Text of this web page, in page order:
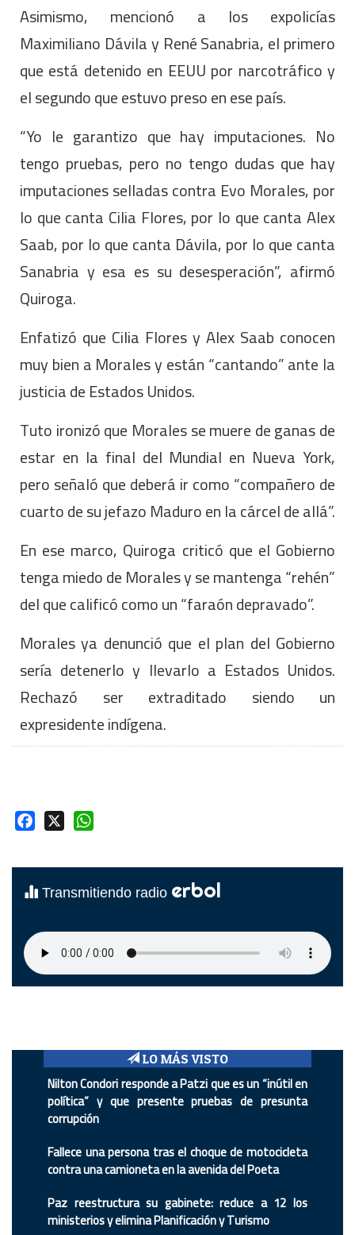
Asimismo, mencionó a los expolicías
Maximiliano Dávila y René Sanabria, el primero
que está detenido en EEUU por narcotráfico y
el segundo que estuvo preso en ese país.
“Yo le garantizo que hay imputaciones. No
tengo pruebas, pero no tengo dudas que hay
imputaciones selladas contra Evo Morales, por
lo que canta Cilia Flores, por lo que canta Alex
Saab, por lo que canta Dávila, por lo que canta
Sanabria y esa es su desesperación”, afirmó
Quiroga.
Enfatizó que Cilia Flores y Alex Saab conocen
muy bien a Morales y están “cantando” ante la
justicia de Estados Unidos.
Tuto ironizó que Morales se muere de ganas de
estar en la final del Mundial en Nueva York,
pero señaló que deberá ir como “compañero de
cuarto de su jefazo Maduro en la cárcel de allá”.
En ese marco, Quiroga criticó que el Gobierno
tenga miedo de Morales y se mantenga “rehén”
del que calificó como un “faraón depravado”.
Morales ya denunció que el plan del Gobierno
sería detenerlo y llevarlo a Estados Unidos.
Rechazó ser extraditado siendo un
expresidente indígena.
Facebook
Transmitiendo radio erbol
LO MÁS VISTO
Nilton Condori responde a Patzi que es un “inútil en
política” y que presente pruebas de presunta
corrupción
Fallece una persona tras el choque de motocicleta
contra una camioneta en la avenida del Poeta
Paz reestructura su gabinete: reduce a 12 los
ministerios y elimina Planificación y Turismo